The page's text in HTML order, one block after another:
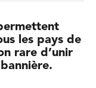
les pays de
rare d’unir